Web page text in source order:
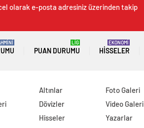
olarak e-posta adresiniz üzerinden takip
PUAN DURUMU
LİG
HISSELER
EKONOMİ
Altınlar
Dövizler
Hisseler
Foto Galeri
Video Galeri
Yazarlar